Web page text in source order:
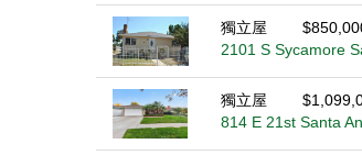
獨立屋
2101 S Sycamore
獨立屋
814 E 21st Santa